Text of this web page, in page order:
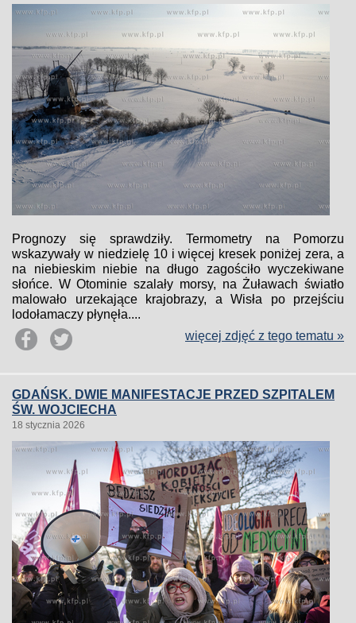
Prognozy się sprawdziły. Termometry na Pomorzu
wskazywały w niedzielę 10 i więcej kresek poniżej zera, a
na niebieskim niebie na długo zagościło wyczekiwane
słońce. W Otominie szalały morsy, na Żuławach światło
malowało urzekające krajobrazy, a Wisła po przejściu
lodołamaczy płynęła....
więcej zdjęć z tego tematu »
GDAŃSK. DWIE MANIFESTACJE PRZED SZPITALEM
ŚW. WOJCIECHA
18 stycznia 2026